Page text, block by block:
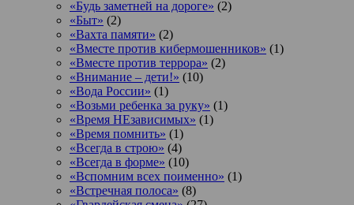
«Будь заметней на дороге» (2)
«Быт» (2)
«Вахта памяти» (2)
«Вместе против кибермошенников» (1)
«Вместе против террора» (2)
«Внимание – дети!» (10)
«Вода России» (1)
«Возьми ребенка за руку» (1)
«Время НЕзависимых» (1)
«Время помнить» (1)
«Всегда в строю» (4)
«Всегда в форме» (10)
«Вспомним всех поименно» (1)
«Встречная полоса» (8)